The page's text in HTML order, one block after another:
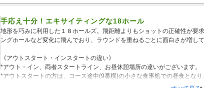
手応え十分！エキサイティングな18ホール
地形を巧みに利用した１８ホールズ。飛距離よりもショットの正確性が要
ングホールなど変化に飛んでおり、ラウンドを重ねるごとに面白さが増し
《アウトスタート・インスタートの違い》
*アウト・イン、両者スタートライン、お昼休憩場所の違いがございます。
*アウトスタートの方は、コース途中(9番横)の小さな食事処での昼食とな